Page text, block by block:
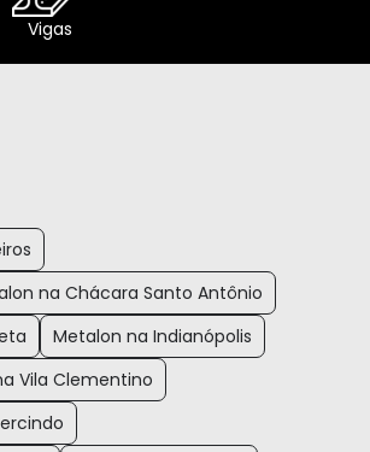
Vigas
na Chácara Santo Antônio
Metalon na Indianópolis
Vila Clementino